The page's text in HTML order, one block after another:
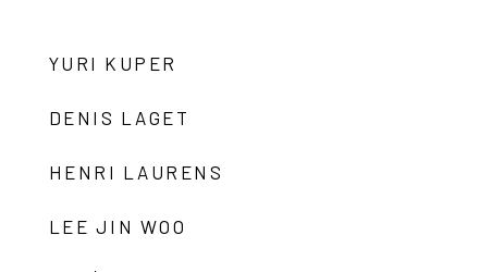
YURI KUPER
DENIS LAGET
HENRI LAURENS
LEE JIN WOO